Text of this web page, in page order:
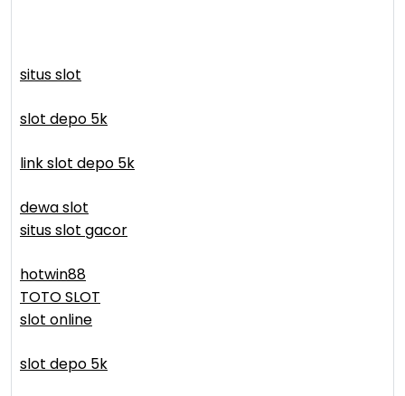
situs slot
slot depo 5k
link slot depo 5k
dewa slot
situs slot gacor
hotwin88
TOTO SLOT
slot online
slot depo 5k